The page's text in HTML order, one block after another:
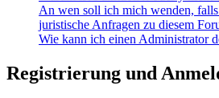
An wen soll ich mich wenden,
juristische Anfragen zu diesem
Wie kann ich einen Administrator
Registrierung und